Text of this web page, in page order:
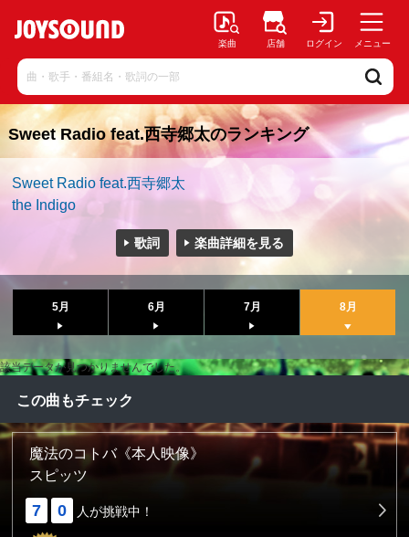
楽曲 店舗 ログイン メニュー
Sweet Radio feat.西寺郷太のランキング
Sweet Radio feat.西寺郷太
the Indigo
歌詞 楽曲詳細を見る
5月 6月 7月 8月
該当データが見つかりませんでした。
この曲もチェック
魔法のコトバ《本人映像》
スピッツ
7 0 人が挑戦中！